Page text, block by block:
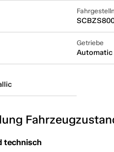
Getriebe
Automatic
technisch